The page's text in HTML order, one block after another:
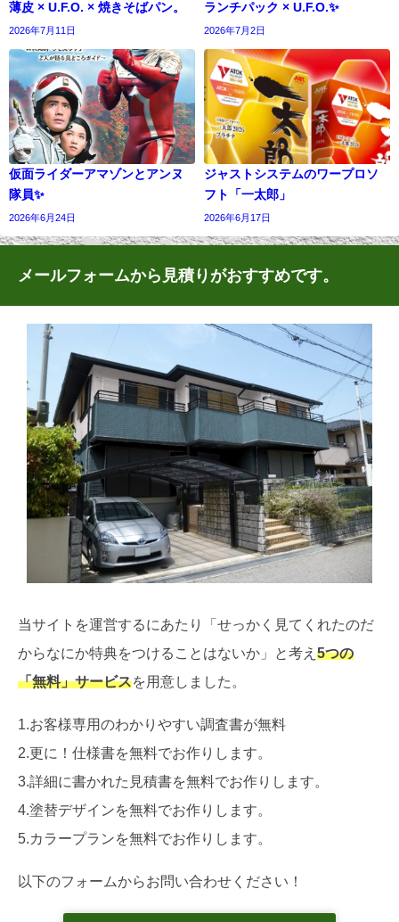
薄皮 × U.F.O. × 焼きそばパン。
2026年7月11日
ランチパック × U.F.O.✨
2026年7月2日
仮面ライダーアマゾンとアンヌ
隊員✨
2026年6月24日
ジャストシステムのワープロソ
フト「一太郎」
2026年6月17日
メールフォームから見積りがおすすめです。
当サイトを運営するにあたり「せっかく見てくれたのだ
からなにか特典をつけることはないか」と考え 5つの
「無料」サービスを用意しました。
1.お客様専用のわかりやすい調査書が無料
2.更に！仕様書を無料でお作りします。
3.詳細に書かれた見積書を無料でお作りします。
4.塗替デザインを無料でお作りします。
5.カラープランを無料でお作りします。
以下のフォームからお問い合わせください！